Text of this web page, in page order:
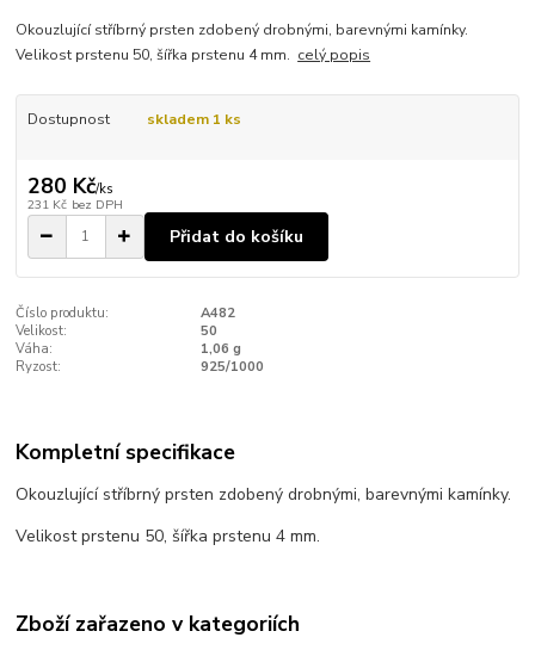
Okouzlující stříbrný prsten zdobený drobnými, barevnými kamínky.
Velikost prstenu 50, šířka prstenu 4 mm. celý popis
Dostupnost skladem 1 ks
280 Kč/ks
231 Kč bez DPH
Přidat do košíku
Číslo produktu:
A482
Velikost:
50
Váha:
1,06 g
Ryzost:
925/1000
Kompletní specifikace
Okouzlující stříbrný prsten zdobený drobnými, barevnými kamínky.
Velikost prstenu 50, šířka prstenu 4 mm.
Zboží zařazeno v kategoriích